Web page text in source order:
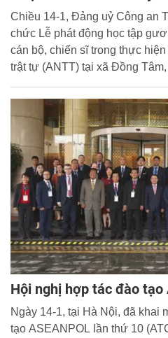
Chiều 14-1, Đảng uỷ Công an
chức Lễ phát động học tập
cán bộ, chiến sĩ trong thực
trật tự (ANTT) tại xã Đồng
đơn vị, địa phương.
Hội nghị hợp tác đào tạo
Ngày 14-1, tại Hà Nội, đã khai mạc Hội nghị hợp
tạo ASEANPOL lần thứ 10